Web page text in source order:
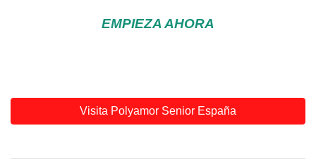
EMPIEZA AHORA
Visita Polyamor Senior España